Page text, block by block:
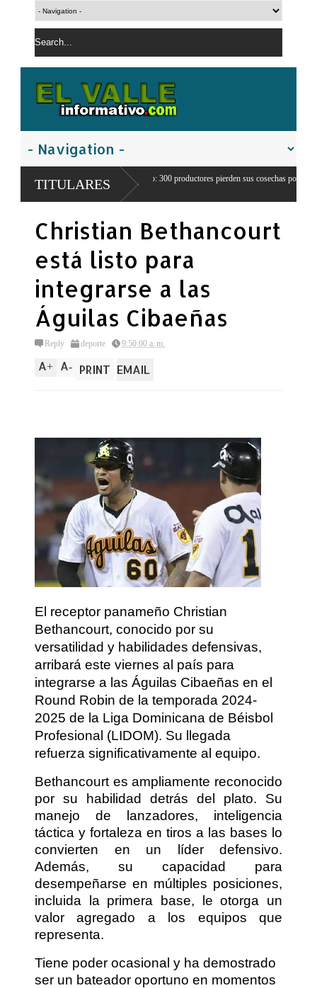
TITULARES
en Juancho: 300 productores pierden sus cosechas por
Christian Bethancourt
está listo para
integrarse a las
Águilas Cibaeñas
Reply deporte 9:50:00 a. m.
A+ A- PRINT EMAIL
El receptor panameño Christian
Bethancourt, conocido por su
versatilidad y habilidades defensivas,
arribará este viernes al país para
integrarse a las Águilas Cibaeñas en el
Round Robin de la temporada 2024-
2025 de la Liga Dominicana de Béisbol
Profesional (LIDOM). Su llegada
refuerza significativamente al equipo.
Bethancourt es ampliamente reconocido
por su habilidad detrás del plato. Su
manejo de lanzadores, inteligencia
táctica y fortaleza en tiros a las bases lo
convierten en un líder defensivo.
Además, su capacidad para
desempeñarse en múltiples posiciones,
incluida la primera base, le otorga un
valor agregado a los equipos que
representa.
Tiene poder ocasional y ha demostrado
ser un bateador oportuno en momentos